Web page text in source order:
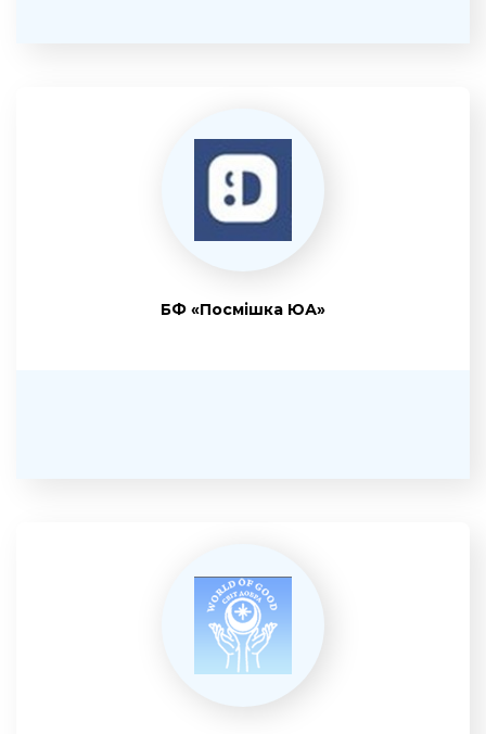
БФ «Посмішка ЮА»